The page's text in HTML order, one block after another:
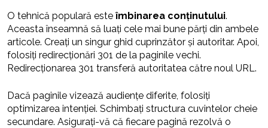
O tehnică populară esteîmbinarea conținutului.
Aceasta înseamnă să luați cele mai bune părți din ambele
articole. Creați un singur ghid cuprinzător și autoritar. Apoi,
folosiți redirecționări 301 de la paginile vechi.
Redirecționarea 301 transferă autoritatea către noul URL.
Dacă paginile vizează audiențe diferite, folosiți
optimizarea intenției. Schimbați structura cuvintelor cheie
secundare. Asigurați-vă că fiecare pagină rezolvă o